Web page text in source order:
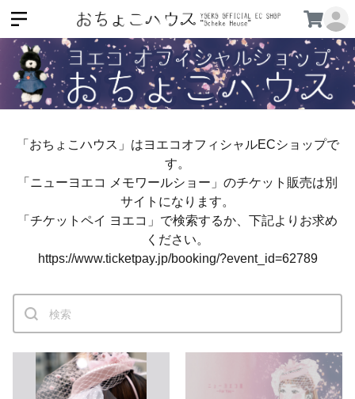
「おちょこハウス」はヨエコオフィシャルECショップで
す。
「ニューヨエコ メモワールショー」のチケット販売は別
サイトになります。
「チケットペイ ヨエコ」で検索するか、下記よりお求め
ください。
https://www.ticketpay.jp/booking/?event_id=62789